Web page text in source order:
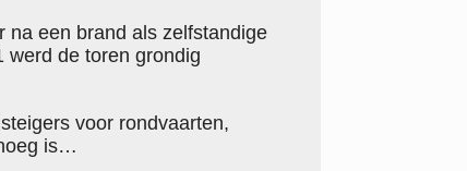
na een brand als zelfstandige
werd de toren grondig
voor rondvaarten,
is…